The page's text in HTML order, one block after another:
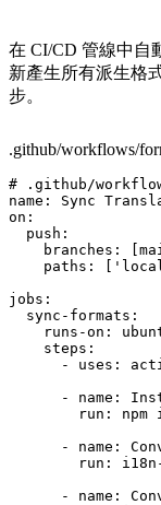
在 CI/CD 管線中自
新產生所有派生格
步。
.github/workflows/
# .github/
name: Sync
on:
  push:
branches:
paths:
jobs:
  sync-formats:
runs-on:
    steps:
- uses:
- name:
run: npm
- name:
run:
- name: